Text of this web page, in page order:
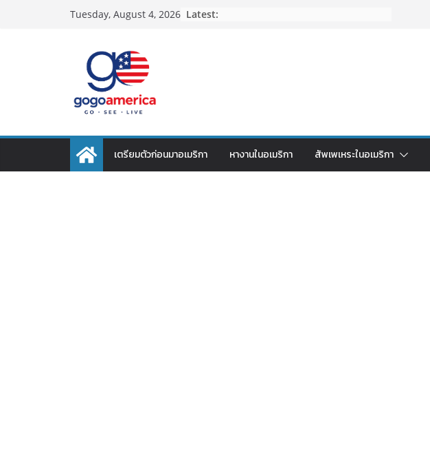
Tuesday, August 4, 2026 Latest:
เตรียมตัวก่อนมาอเมริกา หางานในอเมริกา สัพเพเหระในอเมริกา